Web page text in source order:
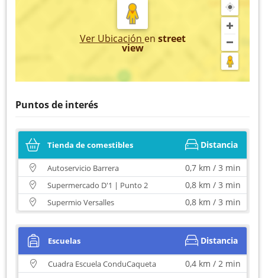
Ver Ubicación en street
view
Puntos de interés
Tienda de comestibles Distancia
Autoservicio Barrera 0,7 km / 3 min
Supermercado D'1 | Punto 2 0,8 km / 3 min
Supermio Versalles 0,8 km / 3 min
Escuelas Distancia
Cuadra Escuela ConduCaqueta 0,4 km / 2 min